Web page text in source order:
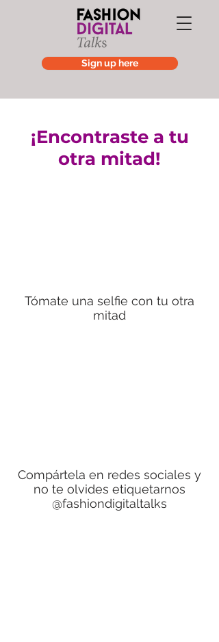
Sign up here
¡Encontraste a tu
otra mitad!
Tómate una selfie con tu otra
mitad
Compártela en redes sociales y
no te olvides etiquetarnos
@fashiondigitaltalks